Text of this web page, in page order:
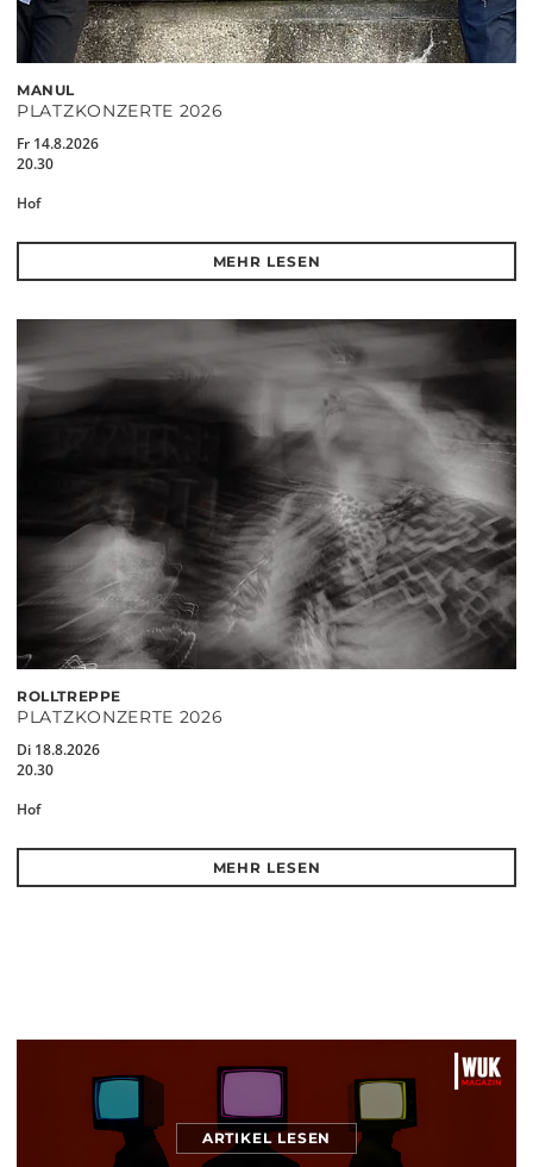
MANUL
PLATZKONZERTE 2026
Fr 14.8.2026
20.30
Hof
MEHR LESEN
ROLLTREPPE
PLATZKONZERTE 2026
Di 18.8.2026
20.30
Hof
MEHR LESEN
ARTIKEL LESEN